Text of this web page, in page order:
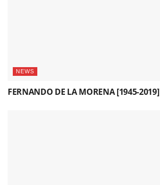
NEWS
FERNANDO DE LA MORENA [1945-2019]